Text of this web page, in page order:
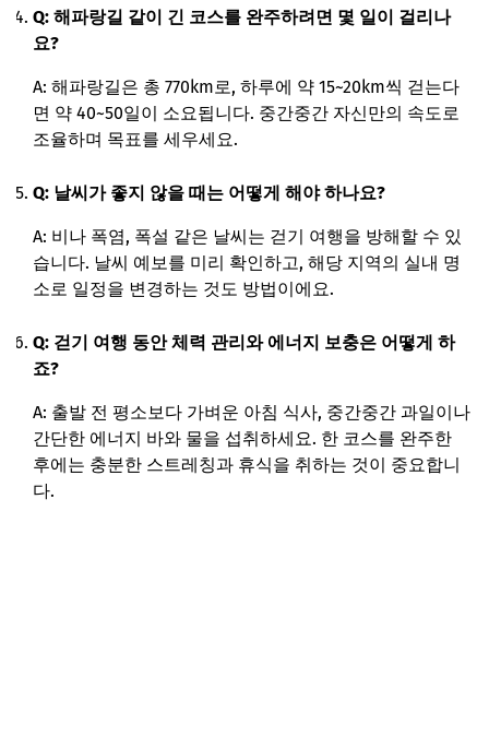
Q: 해파랑길 같이 긴 코스를 완주하려면 몇 일이 걸리나
요?
A: 해파랑길은 총 770km로, 하루에 약 15~20km씩 걷는다
면 약 40~50일이 소요됩니다. 중간중간 자신만의 속도로
조율하며 목표를 세우세요.
Q: 날씨가 좋지 않을 때는 어떻게 해야 하나요?
A: 비나 폭염, 폭설 같은 날씨는 걷기 여행을 방해할 수 있
습니다. 날씨 예보를 미리 확인하고, 해당 지역의 실내 명
소로 일정을 변경하는 것도 방법이에요.
Q: 걷기 여행 동안 체력 관리와 에너지 보충은 어떻게 하
죠?
A: 출발 전 평소보다 가벼운 아침 식사, 중간중간 과일이나
간단한 에너지 바와 물을 섭취하세요. 한 코스를 완주한
후에는 충분한 스트레칭과 휴식을 취하는 것이 중요합니
다.